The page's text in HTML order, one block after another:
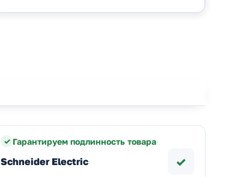
Гарантируем подлинность товара
Schneider Electric ✓